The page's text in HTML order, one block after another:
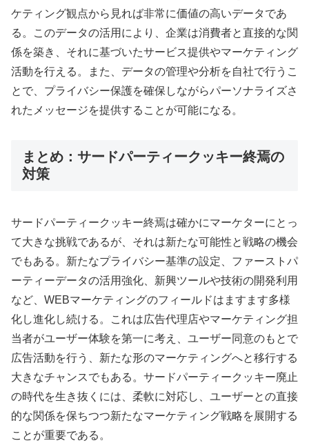
ケティング観点から見れば非常に価値の高いデータであ
る。このデータの活用により、企業は消費者と直接的な関
係を築き、それに基づいたサービス提供やマーケティング
活動を行える。また、データの管理や分析を自社で行うこ
とで、プライバシー保護を確保しながらパーソナライズさ
れたメッセージを提供することが可能になる。
まとめ：サードパーティークッキー終焉の
対策
サードパーティークッキー終焉は確かにマーケターにとっ
て大きな挑戦であるが、それは新たな可能性と戦略の機会
でもある。新たなプライバシー基準の設定、ファーストパ
ーティーデータの活用強化、新興ツールや技術の開発利用
など、WEBマーケティングのフィールドはますます多様
化し進化し続ける。これは広告代理店やマーケティング担
当者がユーザー体験を第一に考え、ユーザー同意のもとで
広告活動を行う、新たな形のマーケティングへと移行する
大きなチャンスでもある。サードパーティークッキー廃止
の時代を生き抜くには、柔軟に対応し、ユーザーとの直接
的な関係を保ちつつ新たなマーケティング戦略を展開する
ことが重要である。